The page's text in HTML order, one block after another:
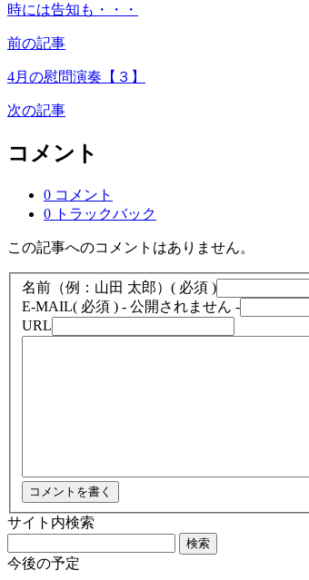
時には告知も・・・
前の記事
4月の慰問演奏【３】
次の記事
コメント
0 コメント
0 トラックバック
この記事へのコメントはありません。
名前（例：山田 太郎） ( 必須 )
E-MAIL( 必須 ) - 公開されません -
URL
サイト内検索
索:
今後の予定